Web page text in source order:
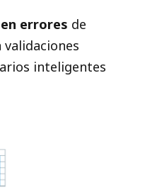
errores de
inteligentes